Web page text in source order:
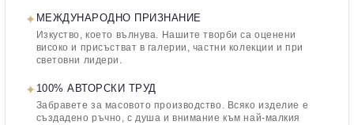
✦ МЕЖДУНАРОДНО ПРИЗНАНИЕ
Изкуство, което вълнува. Нашите творби са оценени
високо и присъстват в галерии, частни колекции и при
световни лидери.
✦ 100% АВТОРСКИ ТРУД
Забравете за масовото производство. Всяко изделие е
създадено ръчно, с душа и внимание към най-малкия